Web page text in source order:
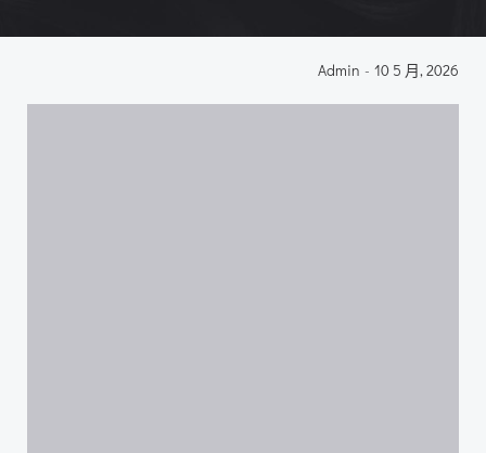
Admin - 10 5 月, 2026